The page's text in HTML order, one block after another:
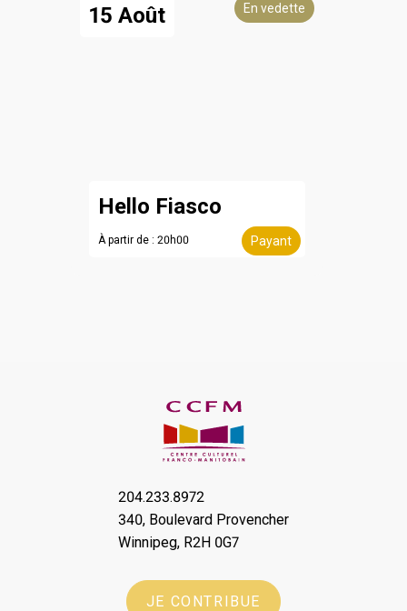
15 Août En vedette
Hello Fiasco
À partir de : 20h00 Payant
204.233.8972
340, Boulevard Provencher
Winnipeg, R2H 0G7
JE CONTRIBUE